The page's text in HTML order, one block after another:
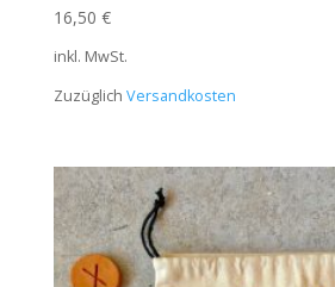
16,50 €
inkl. MwSt.
Zuzüglich Versandkosten